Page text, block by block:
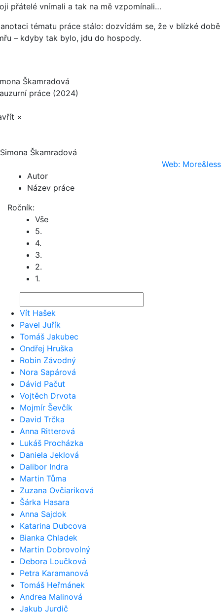
přátelé vnímali a tak na mě vzpomínali…
tématu práce stálo: dozvídám se, že v blízké době
– kdyby tak bylo, jdu do hospody.
Škamradová
práce (2024)
×
Simona Škamradová
Web: More&less
Autor
Název práce
Ročník:
Vše
5.
4.
3.
2.
1.
Vít Hašek
Pavel Juřík
Tomáš Jakubec
Ondřej Hruška
Robin Závodný
Nora Sapárová
Dávid Pačut
Vojtěch Drvota
Mojmír Ševčík
David Trčka
Anna Ritterová
Lukáš Procházka
Daniela Jeklová
Dalibor Indra
Martin Tůma
Zuzana Ovčiariková
Šárka Hasara
Anna Sajdok
Katarina Dubcova
Bianka Chladek
Martin Dobrovolný
Debora Loučková
Petra Karamanová
Tomáš Heřmánek
Andrea Malinová
Jakub Jurdič